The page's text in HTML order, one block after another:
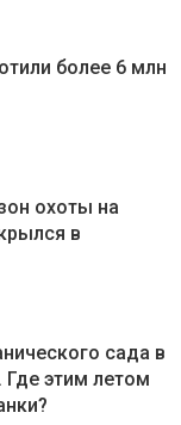
более 6 млн
охоты на
в
сада в
Где этим летом